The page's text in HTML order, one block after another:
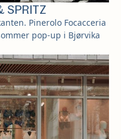
SPRITZ
Pinerolo Focacceria
pop-up i Bjørvika